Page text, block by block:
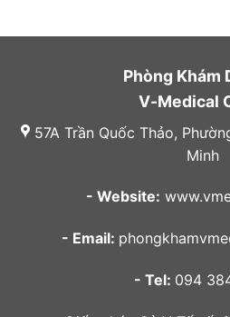
Phòng Khám
V-Medical
57A Trần Quốc Thảo,
Minh
- Website:
- Email:
- Tel: 094